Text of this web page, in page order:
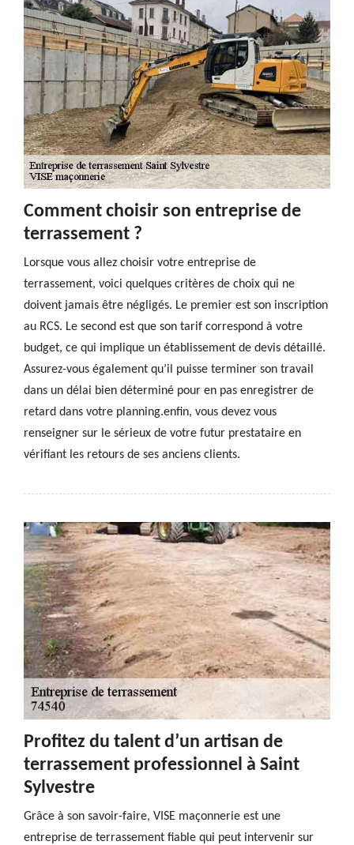
Comment choisir son entreprise de
terrassement ?
Lorsque vous allez choisir votre entreprise de
terrassement, voici quelques critères de choix qui ne
doivent jamais être négligés. Le premier est son inscription
au RCS. Le second est que son tarif correspond à votre
budget, ce qui implique un établissement de devis détaillé.
Assurez-vous également qu’il puisse terminer son travail
dans un délai bien déterminé pour en pas enregistrer de
retard dans votre planning.enfin, vous devez vous
renseigner sur le sérieux de votre futur prestataire en
vérifiant les retours de ses anciens clients.
Profitez du talent d’un artisan de
terrassement professionnel à Saint
Sylvestre
Grâce à son savoir-faire, VISE maçonnerie est une
entreprise de terrassement fiable qui peut intervenir sur